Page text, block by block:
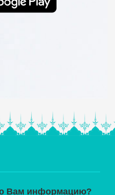
Вам информацию?